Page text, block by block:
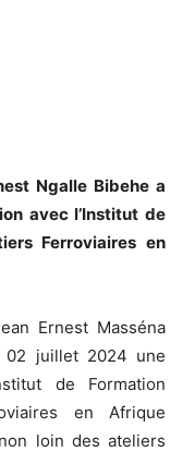
Ngalle Bibehe a
avec l’Institut de
Ferroviaires en
Ernest Masséna
02 juillet 2024 une
de Formation
en Afrique
loin des ateliers